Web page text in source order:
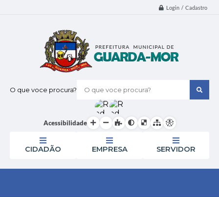
Login / Cadastro
O que voce procura?
Acessibilidade
CIDADÃO EMPRESA SERVIDOR